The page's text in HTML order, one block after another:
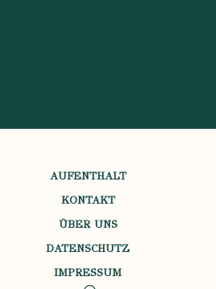
AUFENTHALT
KONTAKT
ÜBER UNS
DATENSCHUTZ
IMPRESSUM